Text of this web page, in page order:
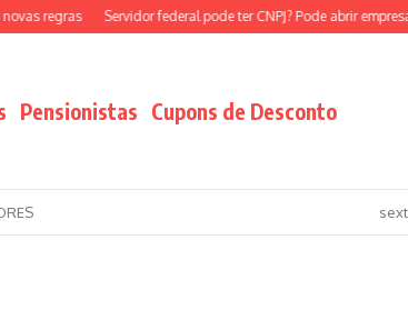
regras Servidor federal pode ter CNPJ? Pode abrir empresa?
Pensionistas Cupons de Desconto